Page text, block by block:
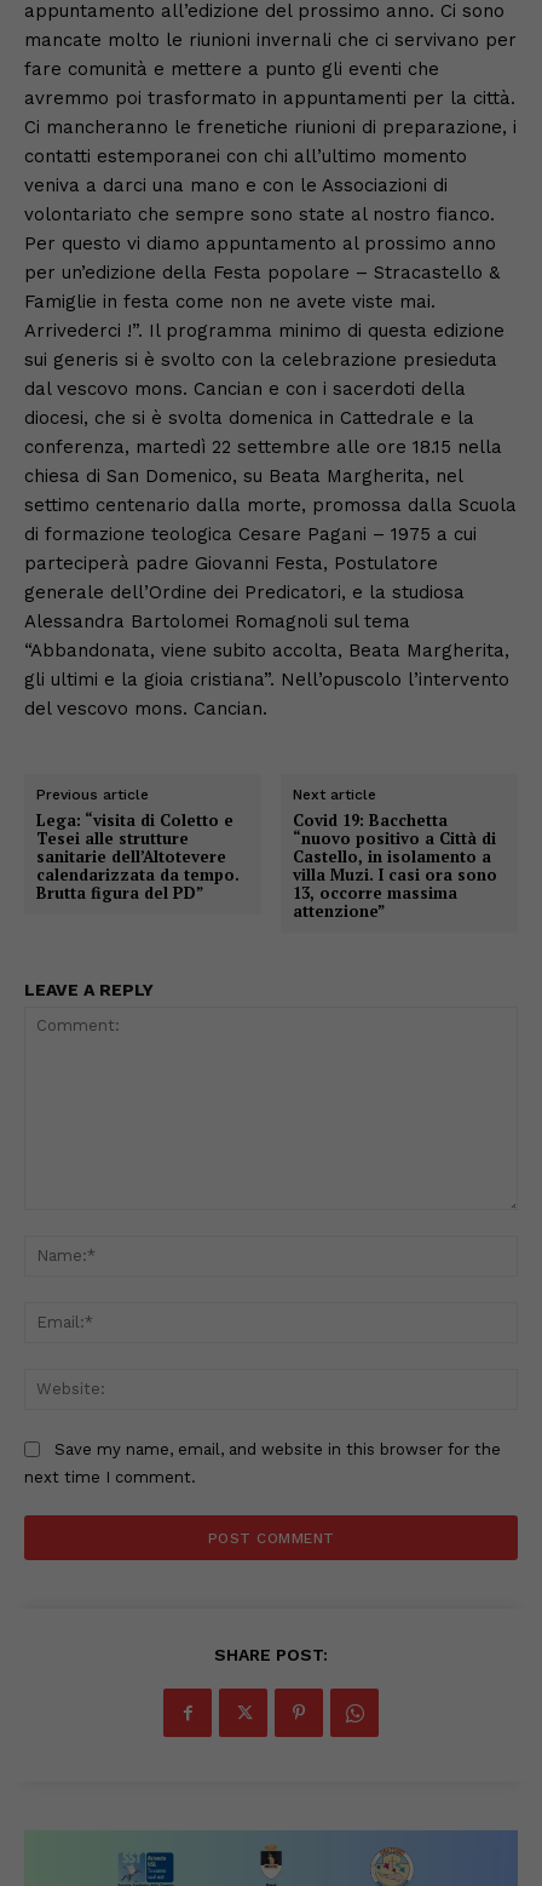
appuntamento all’edizione del prossimo anno. Ci sono
mancate molto le riunioni invernali che ci servivano per
fare comunità e mettere a punto gli eventi che
avremmo poi trasformato in appuntamenti per la città.
Ci mancheranno le frenetiche riunioni di preparazione, i
contatti estemporanei con chi all’ultimo momento
veniva a darci una mano e con le Associazioni di
volontariato che sempre sono state al nostro fianco.
Per questo vi diamo appuntamento al prossimo anno
per un’edizione della Festa popolare – Stracastello &
Famiglie in festa come non ne avete viste mai.
Arrivederci !”. Il programma minimo di questa edizione
sui generis si è svolto con la celebrazione presieduta
dal vescovo mons. Cancian e con i sacerdoti della
diocesi, che si è svolta domenica in Cattedrale e la
conferenza, martedì 22 settembre alle ore 18.15 nella
chiesa di San Domenico, su Beata Margherita, nel
settimo centenario dalla morte, promossa dalla Scuola
di formazione teologica Cesare Pagani – 1975 a cui
parteciperà padre Giovanni Festa, Postulatore
generale dell’Ordine dei Predicatori, e la studiosa
Alessandra Bartolomei Romagnoli sul tema
“Abbandonata, viene subito accolta, Beata Margherita,
gli ultimi e la gioia cristiana”. Nell’opuscolo l’intervento
del vescovo mons. Cancian.
Previous article
Lega: “visita di Coletto e
Tesei alle strutture
sanitarie dell’Altotevere
calendarizzata da tempo.
Brutta figura del PD”
Next article
Covid 19: Bacchetta
“nuovo positivo a Città di
Castello, in isolamento a
villa Muzi. I casi ora sono
13, occorre massima
attenzione”
LEAVE A REPLY
Save my name, email, and website in this browser for the
next time I comment.
SHARE POST: